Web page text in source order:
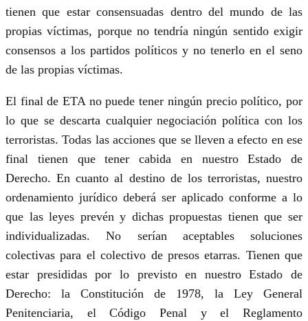
tienen que estar consensuadas dentro del mundo de las
propias víctimas, porque no tendría ningún sentido exigir
consensos a los partidos políticos y no tenerlo en el seno
de las propias víctimas.
El final de ETA no puede tener ningún precio político, por
lo que se descarta cualquier negociación política con los
terroristas. Todas las acciones que se lleven a efecto en ese
final tienen que tener cabida en nuestro Estado de
Derecho. En cuanto al destino de los terroristas, nuestro
ordenamiento jurídico deberá ser aplicado conforme a lo
que las leyes prevén y dichas propuestas tienen que ser
individualizadas. No serían aceptables soluciones
colectivas para el colectivo de presos etarras. Tienen que
estar presididas por lo previsto en nuestro Estado de
Derecho: la Constitución de 1978, la Ley General
Penitenciaria, el Código Penal y el Reglamento